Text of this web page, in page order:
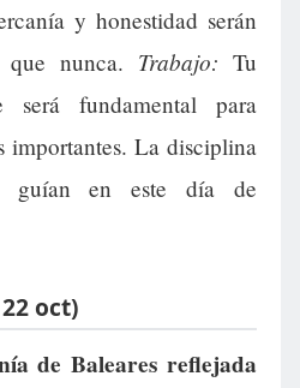
y honestidad serán
nunca. Trabajo: Tu
será fundamental para
importantes. La disciplina
en este día de
oct)
de Baleares reflejada